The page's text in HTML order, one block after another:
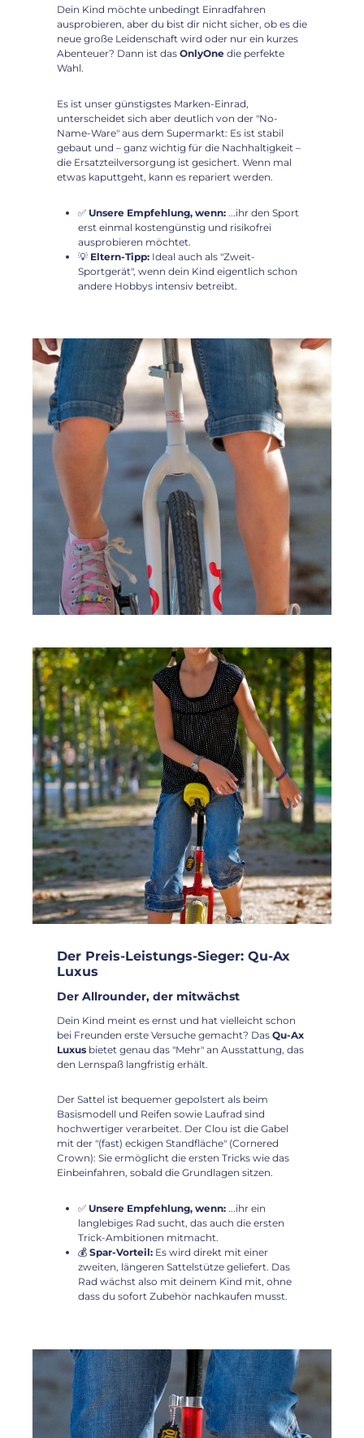
Dein Kind möchte unbedingt Einradfahren
ausprobieren, aber du bist dir nicht sicher, ob es die
neue große Leidenschaft wird oder nur ein kurzes
Abenteuer? Dann ist das OnlyOne die perfekte
Wahl.
Es ist unser günstigstes Marken-Einrad,
unterscheidet sich aber deutlich von der "No-
Name-Ware" aus dem Supermarkt: Es ist stabil
gebaut und – ganz wichtig für die Nachhaltigkeit –
die Ersatzteilversorgung ist gesichert. Wenn mal
etwas kaputtgeht, kann es repariert werden.
✅ Unsere Empfehlung, wenn:...ihr den Sport
erst einmal kostengünstig und risikofrei
ausprobieren möchtet.
💡 Eltern-Tipp:Ideal auch als "Zweit-
Sportgerät", wenn dein Kind eigentlich schon
andere Hobbys intensiv betreibt.
Der Preis-Leistungs-Sieger: Qu-Ax
Luxus
Der Allrounder, der mitwächst
Dein Kind meint es ernst und hat vielleicht schon
bei Freunden erste Versuche gemacht? Das Qu-Ax
Luxus bietet genau das "Mehr" an Ausstattung, das
den Lernspaß langfristig erhält.
Der Sattel ist bequemer gepolstert als beim
Basismodell und Reifen sowie Laufrad sind
hochwertiger verarbeitet. Der Clou ist die Gabel
mit der "(fast) eckigen Standfläche" (Cornered
Crown): Sie ermöglicht die ersten Tricks wie das
Einbeinfahren, sobald die Grundlagen sitzen.
✅ Unsere Empfehlung, wenn:...ihr ein
langlebiges Rad sucht, das auch die ersten
Trick-Ambitionen mitmacht.
💰 Spar-Vorteil:Es wird direkt mit einer
zweiten, längeren Sattelstütze geliefert. Das
Rad wächst also mit deinem Kind mit, ohne
dass du sofort Zubehör nachkaufen musst.